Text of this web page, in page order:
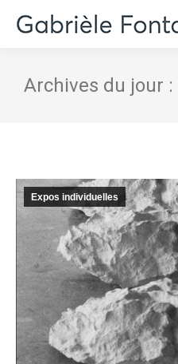
Archives du jour :
Expos individuelles